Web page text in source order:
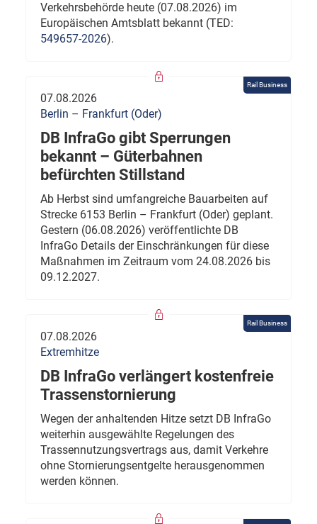
Verkehrsbehörde heute (07.08.2026) im
Europäischen Amtsblatt bekannt (TED:
549657-2026).
Rail Business
07.08.2026
Berlin – Frankfurt (Oder)
DB InfraGo gibt Sperrungen
bekannt – Güterbahnen
befürchten Stillstand
Ab Herbst sind umfangreiche Bauarbeiten auf
Strecke 6153 Berlin – Frankfurt (Oder) geplant.
Gestern (06.08.2026) veröffentlichte DB
InfraGo Details der Einschränkungen für diese
Maßnahmen im Zeitraum vom 24.08.2026 bis
09.12.2027.
Rail Business
07.08.2026
Extremhitze
DB InfraGo verlängert kostenfreie
Trassenstornierung
Wegen der anhaltenden Hitze setzt DB InfraGo
weiterhin ausgewählte Regelungen des
Trassennutzungsvertrags aus, damit Verkehre
ohne Stornierungsentgelte herausgenommen
werden können.